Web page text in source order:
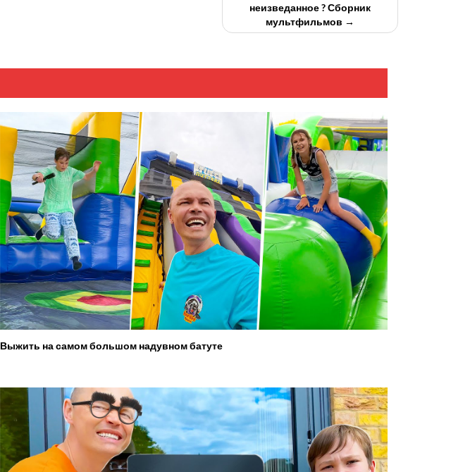
неизведанное ? Сборник
мультфильмов →
Выжить на самом большом надувном батуте